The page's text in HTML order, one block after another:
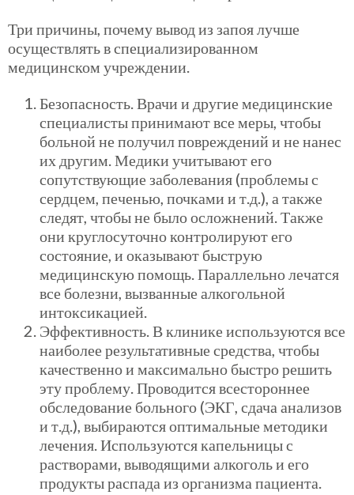
Три причины, почему вывод из запоя лучше
осуществлять в специализированном
медицинском учреждении.
Безопасность. Врачи и другие медицинские
специалисты принимают все меры, чтобы
больной не получил повреждений и не нанес
их другим. Медики учитывают его
сопутствующие заболевания (проблемы с
сердцем, печенью, почками и т.д.), а также
следят, чтобы не было осложнений. Также
они круглосуточно контролируют его
состояние, и оказывают быструю
медицинскую помощь. Параллельно лечатся
все болезни, вызванные алкогольной
интоксикацией.
Эффективность. В клинике используются все
наиболее результативные средства, чтобы
качественно и максимально быстро решить
эту проблему. Проводится всестороннее
обследование больного (ЭКГ, сдача анализов
и т.д.), выбираются оптимальные методики
лечения. Используются капельницы с
растворами, выводящими алкоголь и его
продукты распада из организма пациента.